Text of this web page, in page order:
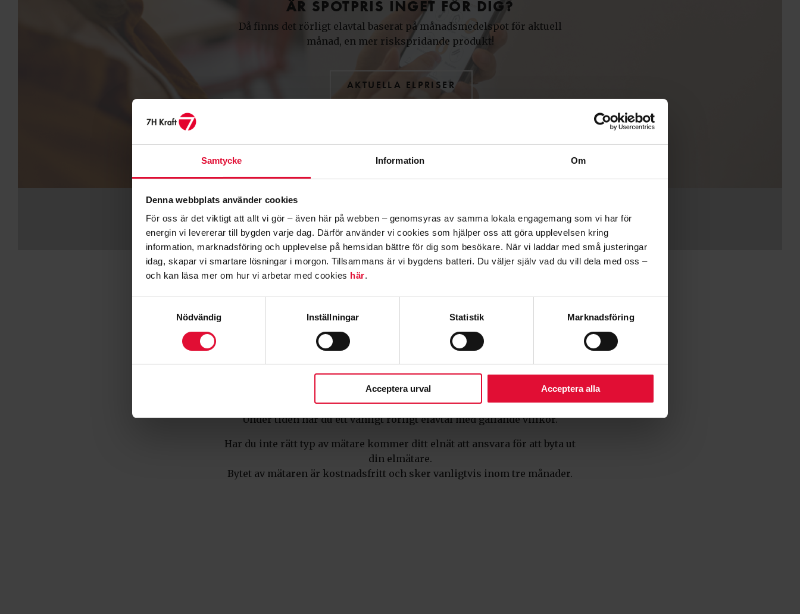
Samtycke Information Om
Denna webbplats använder cookies
För oss är det viktigt att allt vi gör – även här på webben – genomsyras av samma lokala engagemang som vi har för
energin vi levererar till bygden varje dag. Därför använder vi cookies som hjälper oss att göra upplevelsen kring
information, marknadsföring och upplevelse på hemsidan bättre för dig som besökare. När vi laddar med små justeringar
idag, skapar vi smartare lösningar i morgon. Tillsammans är vi bygdens batteri. Du väljer själv vad du vill dela med oss –
och kan läsa mer om hur vi arbetar med cookies här.
Nödvändig
Inställningar Statistik Marknadsföring
Acceptera urval Acceptera alla
ÄR SPOTPRIS INGET FÖR DIG?
Då finns det rörligt elavtal baserat på månadsmedelspot för aktuell
månad, en mer riskspridande produkt!
AKTUELLA ELPRISER
HUR GÅR DET TILL?
din förbrukning i aktuell intervall.
När du beställer spotprisavtalet hos oss kontrollerar vi att ditt elnät har
sådan mätning.
Under tiden har du ett vanligt rörligt elavtal med gällande villkor.
Har du inte rätt typ av mätare kommer ditt elnät att ansvara för att byta ut
din elmätare.
Bytet av mätaren är kostnadsfritt och sker vanligtvis inom tre månader.